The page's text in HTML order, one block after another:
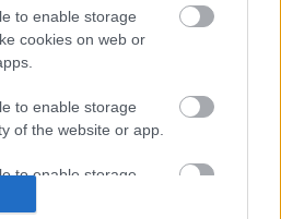
to enable storage
cookies on web or
to enable storage
of the website or app.
to enable storage
"És amit csak
nevemben,
dicsőíttessék az
*